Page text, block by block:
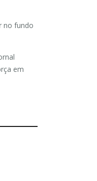
no fundo
em